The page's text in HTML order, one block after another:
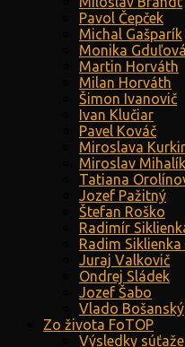
Pavol Čepček
Michal Gašparík
Monika Gduľová
Martin Horváth
Milan Horváth
Šimon Ivanovič
Ivan Klučiar
Pavel Kováč
Miroslava
Miroslav Mihalík
Tatiana
Jozef Pažitný
Štefan Roško
Radimír
Radim Siklienka
Juraj Valkovič
Ondrej Sládek
Jozef Šabo
Vlado Bošanský
Zo života FoTOP
Výsledky